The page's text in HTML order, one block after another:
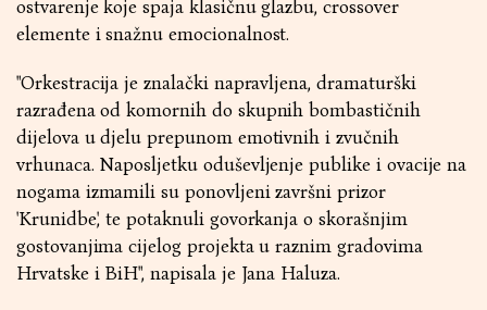
ostvarenje koje spaja klasičnu glazbu, crossover
elemente i snažnu emocionalnost.
"Orkestracija je znalački napravljena, dramaturški
razrađena od komornih do skupnih bombastičnih
dijelova u djelu prepunom emotivnih i zvučnih
vrhunaca. Naposljetku oduševljenje publike i ovacije na
nogama izmamili su ponovljeni završni prizor
'Krunidbe', te potaknuli govorkanja o skorašnjim
gostovanjima cijelog projekta u raznim gradovima
Hrvatske i BiH", napisala je Jana Haluza.